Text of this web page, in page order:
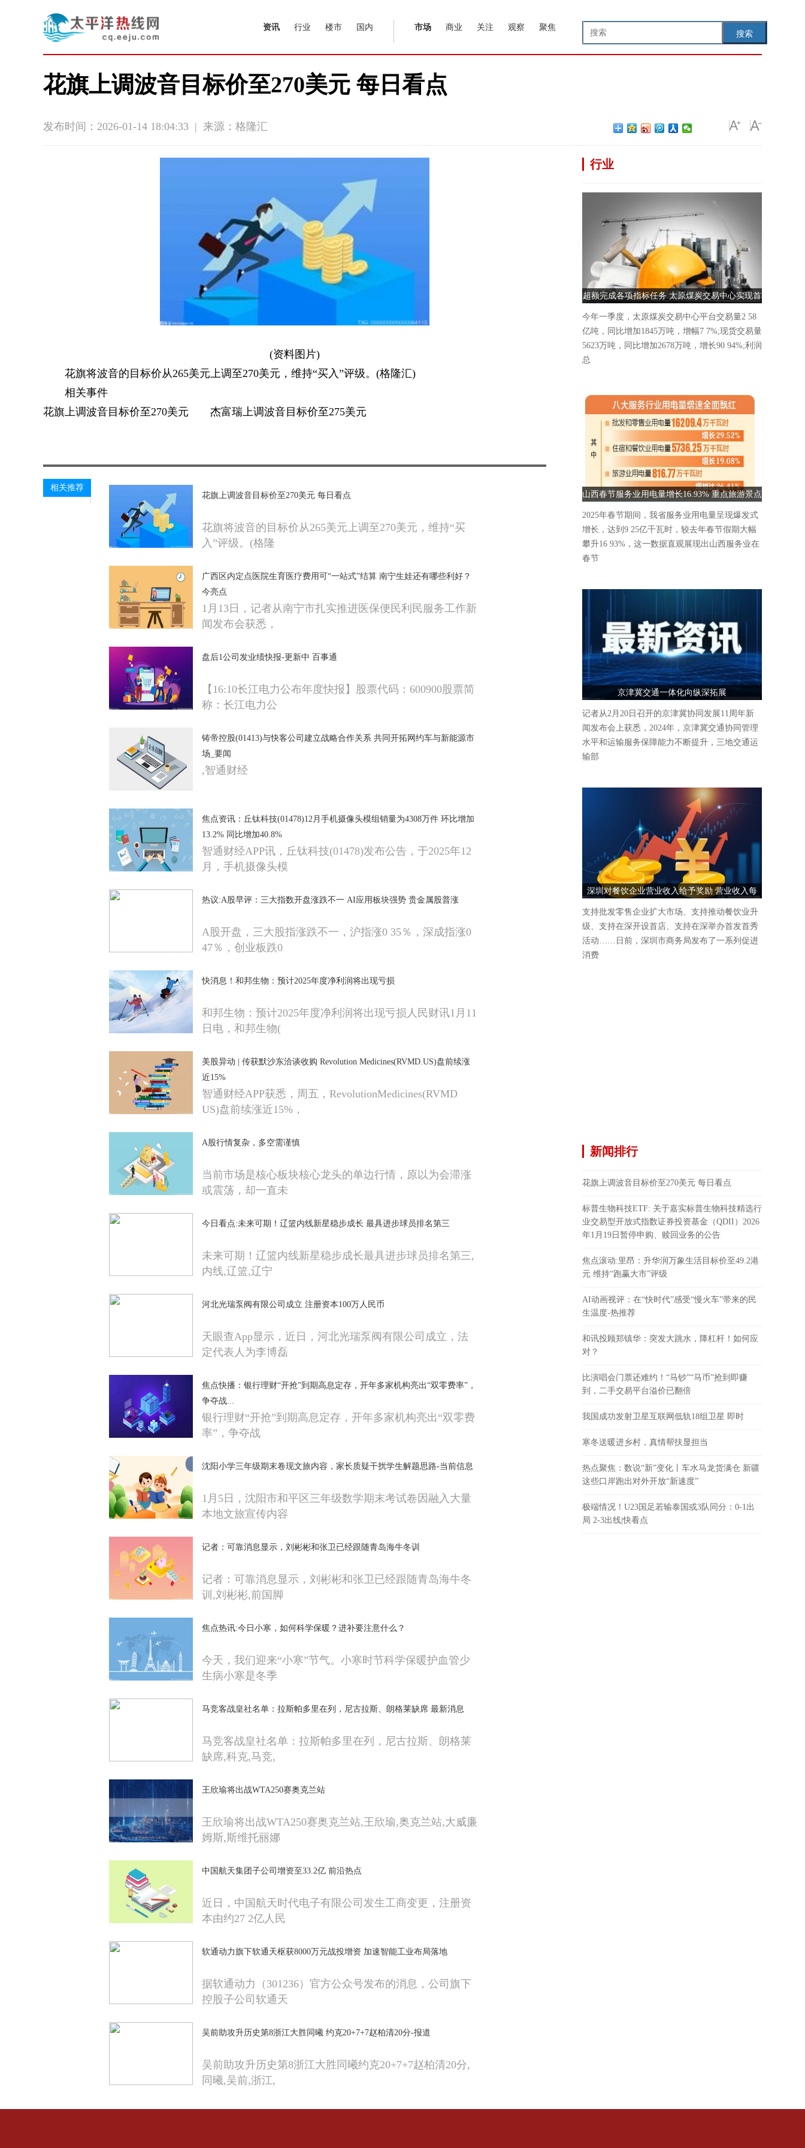
搜索
资讯 行业 楼市 国内 市场 商业 关注 观察 聚焦
花旗上调波音目标价至270美元 每日看点
发布时间：2026-01-14 18:04:33 | 来源：格隆汇
(资料图片)
花旗将波音的目标价从265美元上调至270美元，维持“买入”评级。(格隆汇)
相关事件
花旗上调波音目标价至270美元 杰富瑞上调波音目标价至275美元
相关推荐
花旗上调波音目标价至270美元 每日看点
花旗将波音的目标价从265美元上调至270美元，维持“买
入”评级。(格隆
广西区内定点医院生育医疗费用可“一站式”结算 南宁生娃还有哪些利好？
今亮点
1月13日，记者从南宁市扎实推进医保便民利民服务工作新
闻发布会获悉，
盘后1公司发业绩快报-更新中 百事通
【16:10长江电力公布年度快报】股票代码：600900股票简
称：长江电力公
铸帝控股(01413)与快客公司建立战略合作关系 共同开拓网约车与新能源市
场_要闻
,智通财经
焦点资讯：丘钛科技(01478)12月手机摄像头模组销量为4308万件 环比增加
13.2% 同比增加40.8%
智通财经APP讯，丘钛科技(01478)发布公告，于2025年12
月，手机摄像头模
热议:A股早评：三大指数开盘涨跌不一 AI应用板块强势 贵金属股普涨
A股开盘，三大股指涨跌不一，沪指涨0 35％，深成指涨0
47％，创业板跌0
快消息！和邦生物：预计2025年度净利润将出现亏损
和邦生物：预计2025年度净利润将出现亏损人民财讯1月11
日电，和邦生物(
美股异动 | 传获默沙东洽谈收购 Revolution Medicines(RVMD.US)盘前续涨
近15%
智通财经APP获悉，周五，RevolutionMedicines(RVMD
US)盘前续涨近15%，
A股行情复杂，多空需谨慎
当前市场是核心板块核心龙头的单边行情，原以为会滞涨
或震荡，却一直未
今日看点:未来可期！辽篮内线新星稳步成长 最具进步球员排名第三
未来可期！辽篮内线新星稳步成长最具进步球员排名第三,
内线,辽篮,辽宁
河北光瑞泵阀有限公司成立 注册资本100万人民币
天眼查App显示，近日，河北光瑞泵阀有限公司成立，法
定代表人为李博磊
焦点快播：银行理财“开抢”到期高息定存，开年多家机构亮出“双零费率”，
争夺战...
银行理财“开抢”到期高息定存，开年多家机构亮出“双零费
率”，争夺战
沈阳小学三年级期末卷现文旅内容，家长质疑干扰学生解题思路-当前信息
1月5日，沈阳市和平区三年级数学期末考试卷因融入大量
本地文旅宣传内容
记者：可靠消息显示，刘彬彬和张卫已经跟随青岛海牛冬训
记者：可靠消息显示，刘彬彬和张卫已经跟随青岛海牛冬
训,刘彬彬,前国脚
焦点热讯:今日小寒，如何科学保暖？进补要注意什么？
今天，我们迎来“小寒”节气。小寒时节科学保暖护血管少
生病小寒是冬季
马竞客战皇社名单：拉斯帕多里在列，尼古拉斯、朗格莱缺席 最新消息
马竞客战皇社名单：拉斯帕多里在列，尼古拉斯、朗格莱
缺席,科克,马竞,
王欣瑜将出战WTA250赛奥克兰站
王欣瑜将出战WTA250赛奥克兰站,王欣瑜,奥克兰站,大威廉
姆斯,斯维托丽娜
中国航天集团子公司增资至33.2亿 前沿热点
近日，中国航天时代电子有限公司发生工商变更，注册资
本由约27 2亿人民
软通动力旗下软通天枢获8000万元战投增资 加速智能工业布局落地
据软通动力（301236）官方公众号发布的消息，公司旗下
控股子公司软通天
吴前助攻升历史第8浙江大胜同曦 约克20+7+7赵柏清20分-报道
吴前助攻升历史第8浙江大胜同曦约克20+7+7赵柏清20分,
同曦,吴前,浙江,
行业
超额完成各项指标任务 太原煤炭交易中心实现首
季“开门红”
今年一季度，太原煤炭交易中心平台交易量2 58
亿吨，同比增加1845万吨，增幅7 7%;现货交易量
5623万吨，同比增加2678万吨，增长90 94%;利润
总
山西春节服务业用电量增长16.93% 重点旅游景点
人气爆棚
2025年春节期间，我省服务业用电量呈现爆发式
增长，达到9 25亿千瓦时，较去年春节假期大幅
攀升16 93%，这一数据直观展现出山西服务业在
春节
京津冀交通一体化向纵深拓展
记者从2月20日召开的京津冀协同发展11周年新
闻发布会上获悉，2024年，京津冀交通协同管理
水平和运输服务保障能力不断提升，三地交通运
输部
深圳对餐饮企业营业收入给予奖励 营业收入每
1000万元奖励5万元
支持批发零售企业扩大市场、支持推动餐饮业升
级、支持在深开设首店、支持在深举办首发首秀
活动……日前，深圳市商务局发布了一系列促进
消费
新闻排行
花旗上调波音目标价至270美元 每日看点
标普生物科技ETF: 关于嘉实标普生物科技精选行
业交易型开放式指数证券投资基金（QDII）2026
年1月19日暂停申购、赎回业务的公告
焦点滚动:里昂：升华润万象生活目标价至49.2港
元 维持“跑赢大市”评级
AI动画视评：在“快时代”感受“慢火车”带来的民
生温度-热推荐
和讯投顾郑镇华：突发大跳水，降杠杆！如何应
对？
比演唱会门票还难约！“马钞”“马币”抢到即赚
到，二手交易平台溢价已翻倍
我国成功发射卫星互联网低轨18组卫星 即时
寒冬送暖进乡村，真情帮扶显担当
热点聚焦：数说“新”变化丨车水马龙货满仓 新疆
这些口岸跑出对外开放“新速度”
极端情况！U23国足若输泰国或3队同分：0-1出
局 2-3出线|快看点